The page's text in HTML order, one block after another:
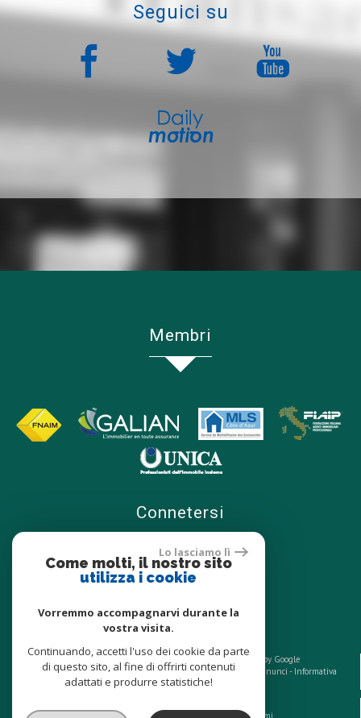
seguici su
membri
connetersi
© 2026 | tutti i diritti riservati | Traduction powered by Google
sitemap-Informazioni legali -i nostri links -Admin -i nostri annunci - Informativa
GDPR
un sito adattabile a tutti i tipi di schermi.
Lo lasciamo lì
Come molti, il nostro sito
utilizza i cookie
Vorremmo accompagnarvi durante la
vostra visita.
Continuando, accetti l'uso dei cookie da parte
di questo sito, al fine di offrirti contenuti
adattati e produrre statistiche!